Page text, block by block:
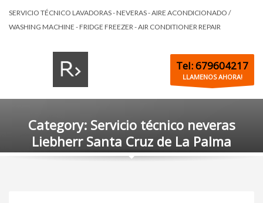
SERVICIO TÉCNICO LAVADORAS - NEVERAS - AIRE ACONDICIONADO /
WASHING MACHINE - FRIDGE FREEZER - AIR CONDITIONER REPAIR
Tel: 679604217
LLAMENOS AHORA!
Category: Servicio técnico neveras
Liebherr Santa Cruz de La Palma